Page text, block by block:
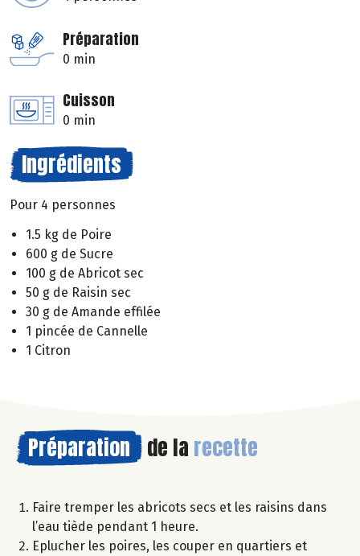
Préparation
0 min
Cuisson
0 min
Ingrédients
Pour 4 personnes
1.5 kg de Poire
600 g de Sucre
100 g de Abricot sec
50 g de Raisin sec
30 g de Amande effilée
1 pincée de Cannelle
1 Citron
Préparation de la recette
Faire tremper les abricots secs et les raisins dans
l’eau tiède pendant 1 heure.
Eplucher les poires, les couper en quartiers et